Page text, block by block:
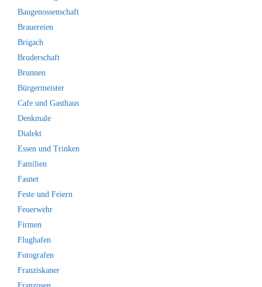
Baugenossenschaft
Brauereien
Brigach
Bruderschaft
Brunnen
Bürgermeister
Cafe und Gasthaus
Denkmale
Dialekt
Essen und Trinken
Familien
Fasnet
Feste und Feiern
Feuerwehr
Firmen
Flughafen
Fotografen
Franziskaner